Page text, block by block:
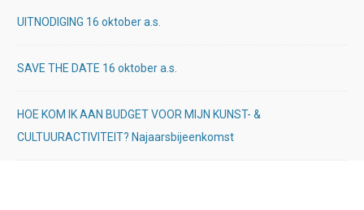
UITNODIGING 16 oktober a.s.
SAVE THE DATE 16 oktober a.s.
HOE KOM IK AAN BUDGET VOOR MIJN KUNST- &
CULTUURACTIVITEIT? Najaarsbijeenkomst